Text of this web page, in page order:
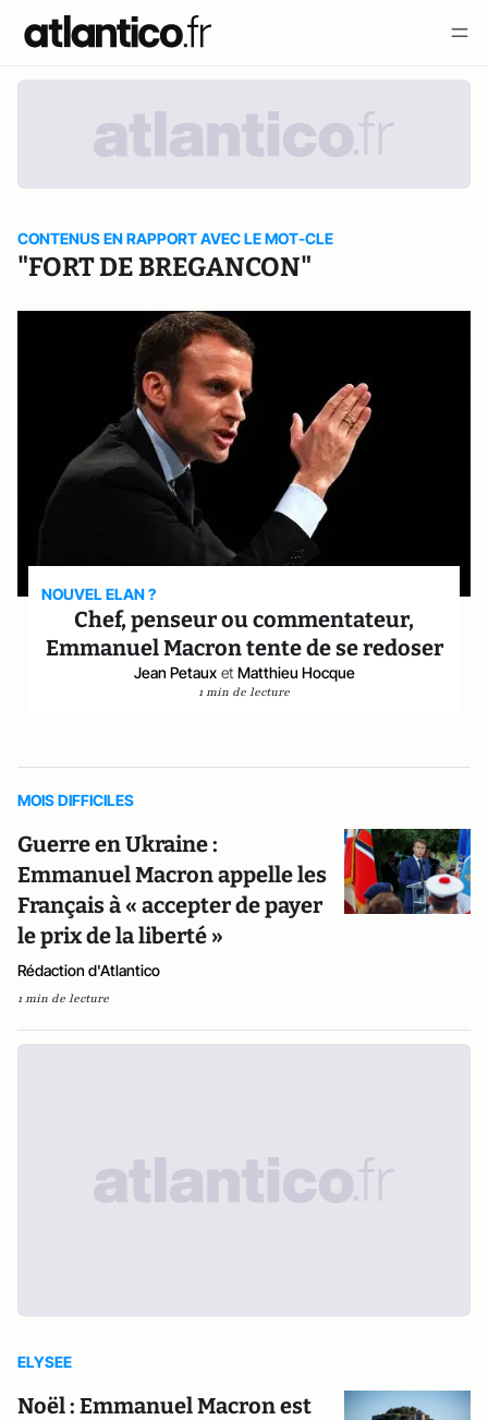
CONTENUS EN RAPPORT AVEC LE MOT-CLE
"FORT DE BREGANCON"
NOUVEL ELAN ?
Chef, penseur ou commentateur,
Emmanuel Macron tente de se redoser
Jean Petaux et Matthieu Hocque
1 min de lecture
MOIS DIFFICILES
Guerre en Ukraine :
Emmanuel Macron appelle les
Français à « accepter de payer
le prix de la liberté »
Rédaction d'Atlantico
1 min de lecture
ELYSEE
Noël : Emmanuel Macron est